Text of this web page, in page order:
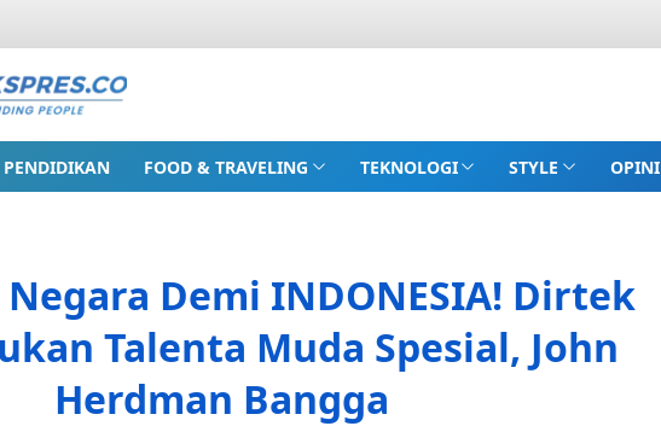
PENDIDIKAN FOOD & TRAVELING TEKNOLOGI STYLE OPINI
Demi INDONESIA! Dirtek
Talenta Muda Spesial, John
Herdman Bangga